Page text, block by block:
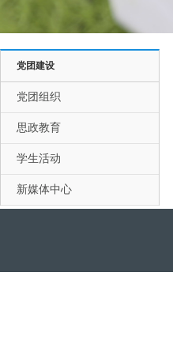
党团建设
党团组织
思政教育
学生活动
新媒体中心